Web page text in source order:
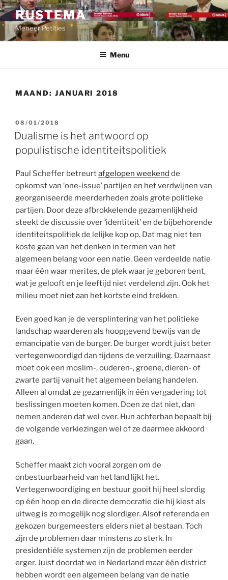
Ga
naar
inhoud
RUSTEMA
Meneer Petities
Menu
MAAND: JANUARI 2018
GEPLAATST
OP
08/01/2018
Dualisme is het antwoord op
populistische identiteitspolitiek
Paul Scheffer betreurtafgelopen weekend de
opkomst van ‘one-issue’ partijen en het verdwijnen van
georganiseerde meerderheden zoals grote politieke
partijen. Door deze afbrokkelende gezamenlijkheid
steekt de discussie over ‘identiteit’ en de bijbehorende
identiteitspolitiek de lelijke kop op. Dat mag niet ten
koste gaan van het denken in termen van het
algemeen belang voor een natie. Geen verdeelde natie
maar één waar merites, de plek waar je geboren bent,
wat je gelooft en je leeftijd niet verdelend zijn. Ook het
milieu moet niet aan het kortste eind trekken.
Even goed kan je de versplintering van het politieke
landschap waarderen als hoopgevend bewijs van de
emancipatie van de burger. De burger wordt juist beter
vertegenwoordigd dan tijdens de verzuiling. Daarnaast
moet ook een moslim-, ouderen-, groene, dieren- of
zwarte partij vanuit het algemeen belang handelen.
Alleen al omdat ze gezamenlijk in één vergadering tot
beslissingen moeten komen. Doen ze dat niet, dan
nemen anderen dat wel over. Hun achterban bepaalt bij
de volgende verkiezingen wel of ze daarmee akkoord
gaan.
Scheffer maakt zich vooral zorgen om de
onbestuurbaarheid van het land lijkt het.
Vertegenwoordiging en bestuur gooit hij heel slordig
op één hoop en de directe democratie die hij kiest als
uitweg is zo mogelijk nog slordiger. Alsof referenda en
gekozen burgemeesters elders niet al bestaan. Toch
zijn de problemen daar minstens zo sterk. In
presidentiële systemen zijn de problemen eerder
erger. Juist doordat we in Nederland maar één district
hebben wordt een algemeen belang van de natie